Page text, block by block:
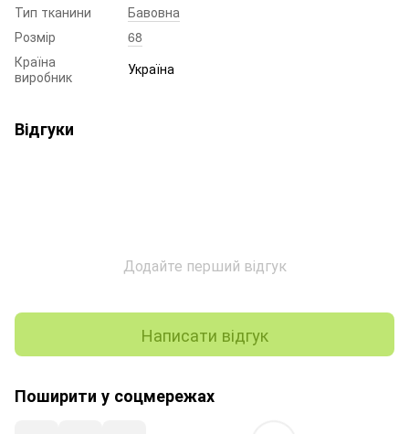
Тип тканини
Бавовна
Розмір
68
Країна
виробник
Україна
Відгуки
Додайте перший відгук
Написати відгук
Поширити у соцмережах